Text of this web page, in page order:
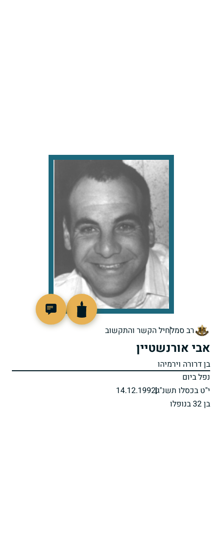
רב סמלחיל הקשר והתקשוב
אבי אורנשטיין
בן דרורה וירמיהו
נפל ביום
י"ט בכסלו תשנ"ג14.12.1992
בן 32 בנופלו